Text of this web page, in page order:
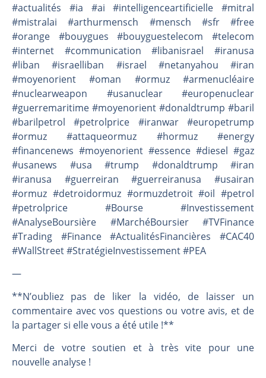
#actualités #ia #ai #intelligenceartificielle #mitral
#mistralai #arthurmensch #mensch #sfr #free
#orange #bouygues #bouyguestelecom #telecom
#internet #communication #libanisrael #iranusa
#liban #israelliban #israel #netanyahou #iran
#moyenorient #oman #ormuz #armenucléaire
#nuclearweapon #usanuclear #europenuclear
#guerremaritime #moyenorient #donaldtrump #baril
#barilpetrol #petrolprice #iranwar #europetrump
#ormuz #attaqueormuz #hormuz #energy
#financenews #moyenorient #essence #diesel #gaz
#usanews #usa #trump #donaldtrump #iran
#iranusa #guerreiran #guerreiranusa #usairan
#ormuz #detroidormuz #ormuzdetroit #oil #petrol
#petrolprice #Bourse #Investissement
#AnalyseBoursière #MarchéBoursier #TVFinance
#Trading #Finance #ActualitésFinancières #CAC40
#WallStreet #StratégieInvestissement #PEA
—
**N’oubliez pas de liker la vidéo, de laisser un
commentaire avec vos questions ou votre avis, et de
la partager si elle vous a été utile !**
Merci de votre soutien et à très vite pour une
nouvelle analyse !